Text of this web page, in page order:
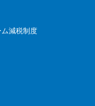
減税制度